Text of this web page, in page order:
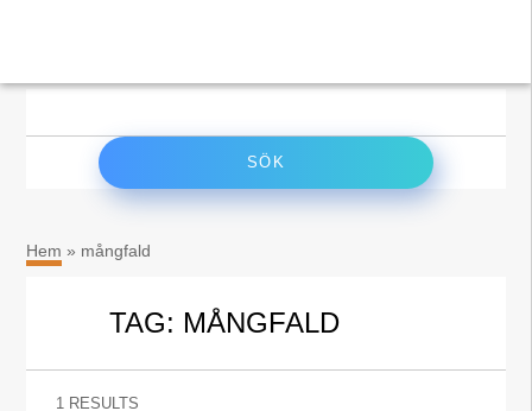
Hem » mångfald
TAG: MÅNGFALD
1 RESULTS